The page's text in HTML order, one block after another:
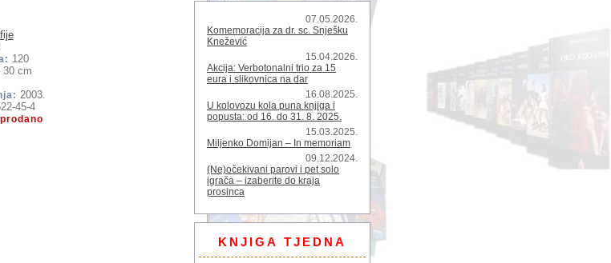
120
30 cm
2003.
45-4
07.05.2026.
Komemoracija za dr. sc. Snješku
Knežević
15.04.2026.
Akcija: Verbotonalni trio za 15
eura i slikovnica na dar
16.08.2025.
U kolovozu kola puna knjiga i
popusta: od 16. do 31. 8. 2025.
15.03.2025.
Miljenko Domijan – In memoriam
09.12.2024.
(Ne)očekivani parovi i pet solo
igrača – izaberite do kraja
prosinca
KNJIGA TJEDNA